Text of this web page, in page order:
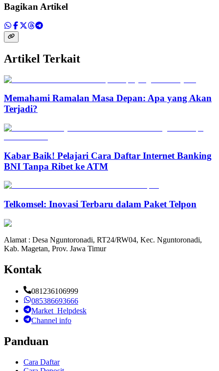
Bagikan Artikel
Artikel Terkait
Memahami Ramalan Masa Depan: Apa yang Akan
Terjadi?
Kabar Baik! Pelajari Cara Daftar Internet Banking
BNI Tanpa Ribet ke ATM
Telkomsel: Inovasi Terbaru dalam Paket Telpon
Alamat : Desa Nguntoronadi, RT24/RW04, Kec. Nguntoronadi,
Kab. Magetan, Prov. Jawa Timur
Kontak
081236106999
085386693666
Market_Helpdesk
Channel info
Panduan
Cara Daftar